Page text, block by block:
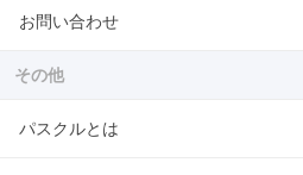
お問い合わせ
その他
パスクルとは